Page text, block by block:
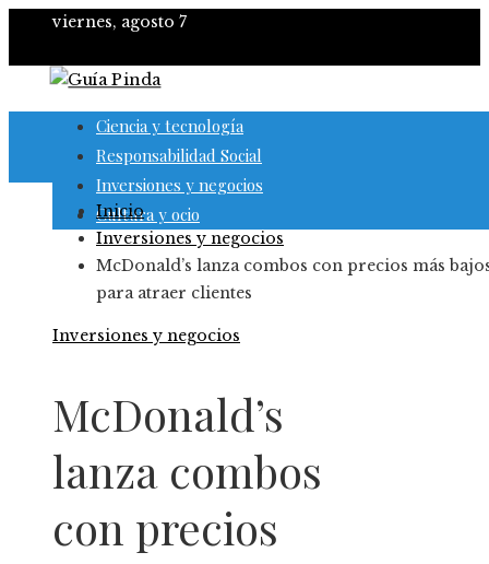
viernes, agosto 7
Ciencia y tecnología
Responsabilidad Social
Inversiones y negocios
Cultura y ocio
Inicio
Inversiones y negocios
McDonald’s lanza combos con precios más
para atraer clientes
Inversiones y negocios
McDonald’s
lanza combos
con precios